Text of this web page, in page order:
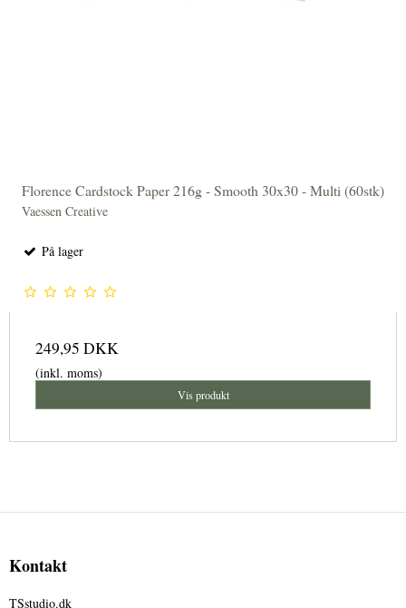
Florence Cardstock Paper 216g - Smooth 30x30 - Multi (60stk)
Vaessen Creative
På lager
249,95 DKK
(inkl. moms)
Vis produkt
Kontakt
TSstudio.dk